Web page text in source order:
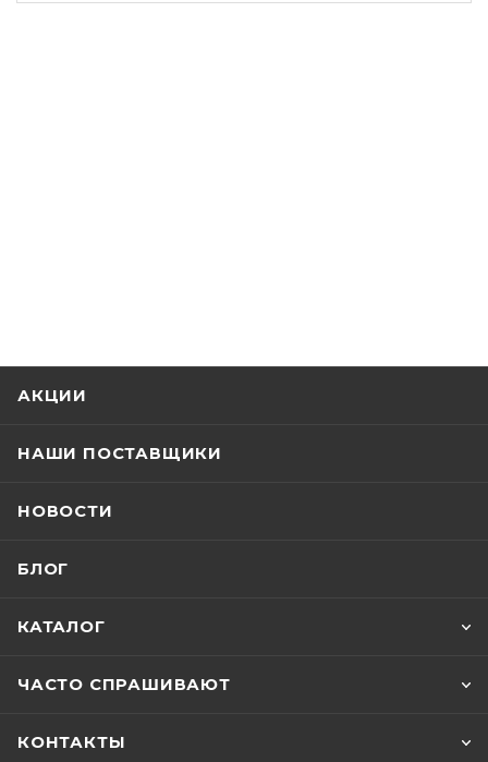
АКЦИИ
НАШИ ПОСТАВЩИКИ
НОВОСТИ
БЛОГ
КАТАЛОГ
ЧАСТО СПРАШИВАЮТ
КОНТАКТЫ